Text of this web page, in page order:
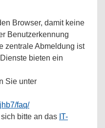
Browser, damit keine
Benutzerkennung
zentrale Abmeldung ist
bieten ein
Sie unter
faq/
bitte an das IT-